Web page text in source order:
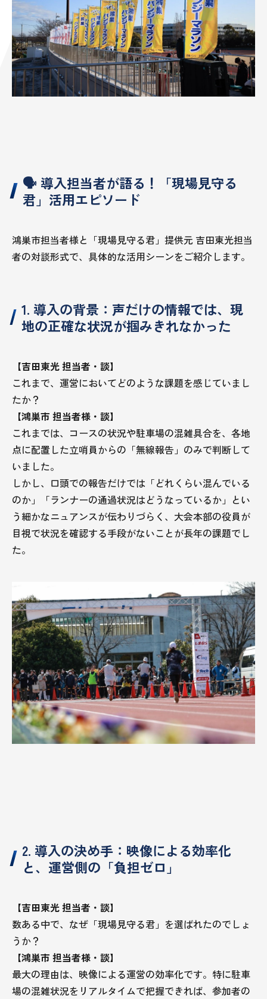
🗣️ 導入担当者が語る！「現場見守る
君」活用エピソード
鴻巣市担当者様と「現場見守る君」提供元 吉田東光担当
者の対談形式で、具体的な活用シーンをご紹介します。
1. 導入の背景：声だけの情報では、現
地の正確な状況が掴みきれなかった
【吉田東光 担当者・談】
これまで、運営においてどのような課題を感じていまし
たか？
【鴻巣市 担当者様・談】
これまでは、コースの状況や駐車場の混雑具合を、各地
点に配置した立哨員からの「無線報告」のみで判断して
いました。
しかし、口頭での報告だけでは「どれくらい混んでいる
のか」「ランナーの通過状況はどうなっているか」とい
う細かなニュアンスが伝わりづらく、大会本部の役員が
目視で状況を確認する手段がないことが長年の課題でし
た。
2. 導入の決め手：映像による効率化
と、運営側の「負担ゼロ」
【吉田東光 担当者・談】
数ある中で、なぜ「現場見守る君」を選ばれたのでしょ
うか？
【鴻巣市 担当者様・談】
最大の理由は、映像による運営の効率化です。特に駐車
場の混雑状況をリアルタイムで把握できれば、参加者の